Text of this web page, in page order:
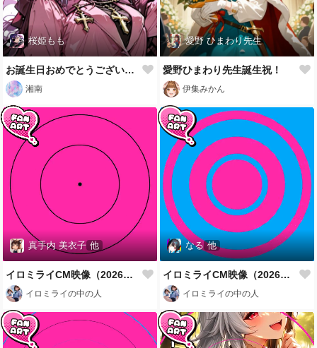
桜姫もも
お誕生日おめでとうございます🎉🎂🎉
湘南
愛野 ひまわり先生
愛野ひまわり先生誕生祝！
伊集みかん
真手内 美衣子 他
イロミライCM映像（2026年7月、秋葉原駅、夏樹、Kamenashi、修羅観音、メガエル｜ほろ酔い酒場エルフ亭 店長編）
イロミライの中の人
なる 他
イロミライCM映像（2026年7月、秋葉原駅、野宮さと、有須川紫翠、Yuki、琥猫編）
イロミライの中の人